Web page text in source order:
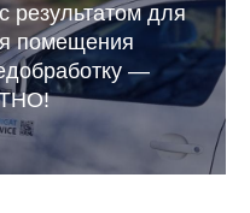
результатом для
помещения
—